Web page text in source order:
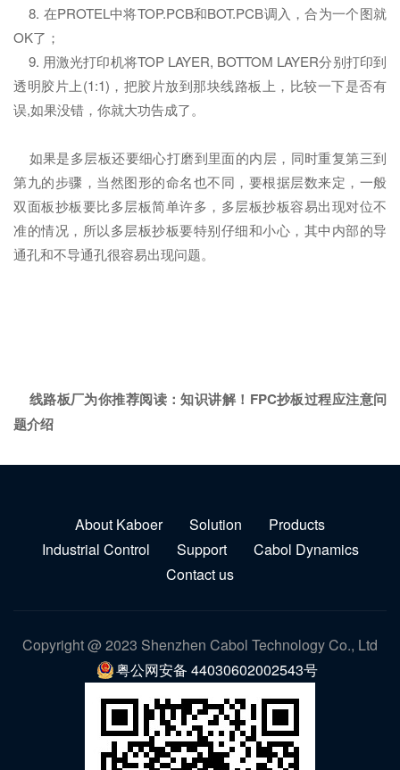
8. 在PROTEL中将TOP.PCB和BOT.PCB调入，合为一个图就
OK了；
9. 用激光打印机将TOP LAYER, BOTTOM LAYER分别打印到
透明胶片上(1:1)，把胶片放到那块线路板上，比较一下是否有
误,如果没错，你就大功告成了。
如果是多层板还要细心打磨到里面的内层，同时重复第三到
第九的步骤，当然图形的命名也不同，要根据层数来定，一般
双面板抄板要比多层板简单许多，多层板抄板容易出现对位不
准的情况，所以多层板抄板要特别仔细和小心，其中内部的导
通孔和不导通孔很容易出现问题。
线路板厂为你推荐阅读：知识讲解！FPC抄板过程应注意问
题介绍
About Kaboer Solution
Products
Industrial Control
Support
Cabol Dynamics
Contact us
Copyright @ 2023 Shenzhen Cabol Technology Co., Ltd
粤公网安备 44030602002543号